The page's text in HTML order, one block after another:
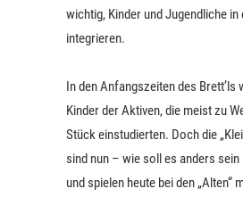
wichtig, Kinder und Jugendliche in
integrieren.
In den Anfangszeiten des Brett’ls
Kinder der Aktiven, die meist zu
Stück einstudierten. Doch die
sind nun – wie soll es anders
und spielen heute bei den „Alten“